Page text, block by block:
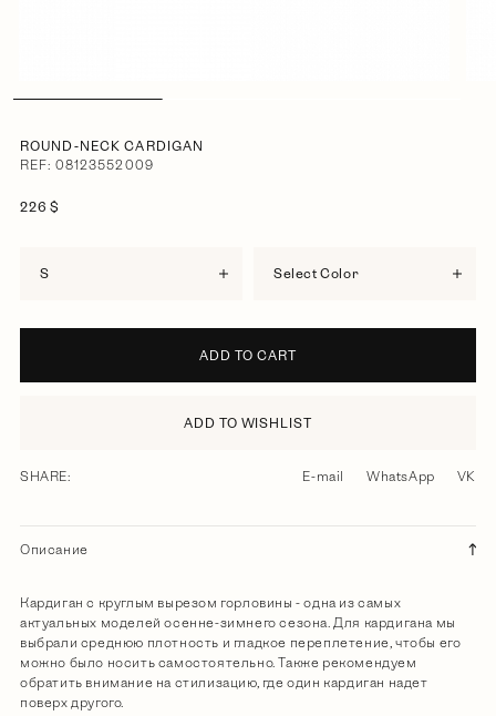
ROUND-NECK CARDIGAN
REF: 08123552009
226 $
S Select Color
ADD TO CART
ADD TO WISHLIST
SHARE: E-mail WhatsApp VK
Описание
Кардиган с круглым вырезом горловины - одна из самых
актуальных моделей осенне-зимнего сезона. Для кардигана мы
выбрали среднюю плотность и гладкое переплетение, чтобы его
можно было носить самостоятельно. Также рекомендуем
обратить внимание на стилизацию, где один кардиган надет
поверх другого.